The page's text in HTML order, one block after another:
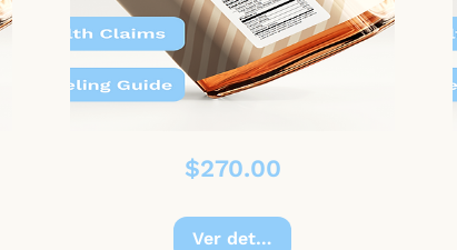
$270.00Precio
Ver detalles